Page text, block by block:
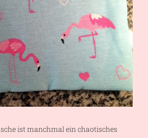
ist manchmal ein chaotisches